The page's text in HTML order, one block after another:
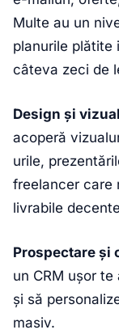
Multe au un
planurile plătite
câteva zeci de
Design și
acoperă
urile,
freelancer care
livrabile
Prospectare și
un CRM ușor
și să
masiv.